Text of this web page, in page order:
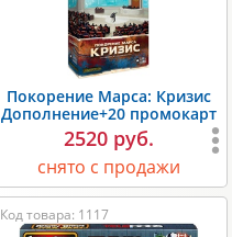
Покорение Марса: Кризис
Дополнение+20 промокарт
2520 руб.
снято с продажи
Код товара: 1117